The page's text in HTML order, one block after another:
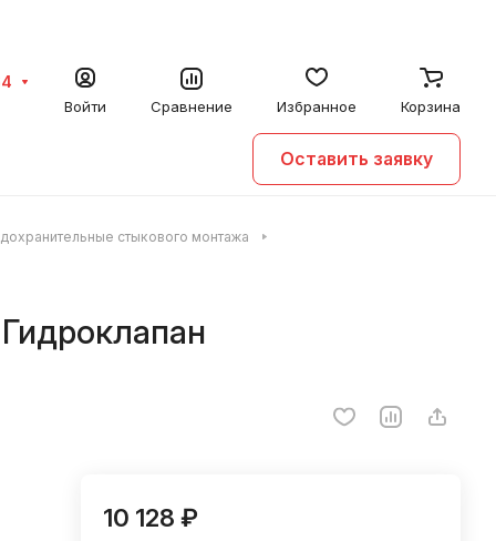
Войти Сравнение Избранное Корзина
Оставить заявку
стыкового монтажа
10 128 ₽